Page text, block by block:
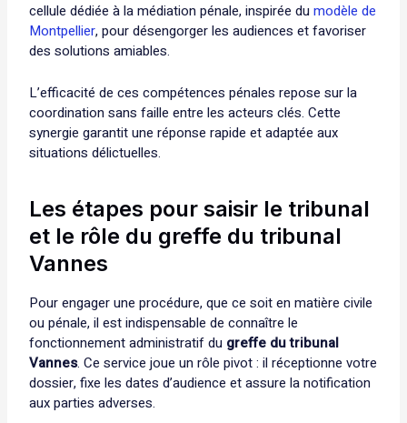
cellule dédiée à la médiation pénale, inspirée dumodèle de
Montpellier, pour désengorger les audiences et favoriser
des solutions amiables.
L’efficacité de ces compétences pénales repose sur la
coordination sans faille entre les acteurs clés. Cette
synergie garantit une réponse rapide et adaptée aux
situations délictuelles.
Les étapes pour saisir le tribunal
et le rôle du greffe du tribunal
Vannes
Pour engager une procédure, que ce soit en matière civile
ou pénale, il est indispensable de connaître le
fonctionnement administratif du greffe du tribunal
Vannes. Ce service joue un rôle pivot : il réceptionne votre
dossier, fixe les dates d’audience et assure la notification
aux parties adverses.